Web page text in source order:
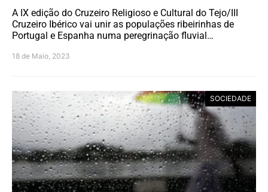
A IX edição do Cruzeiro Religioso e Cultural do Tejo/III
Cruzeiro Ibérico vai unir as populações ribeirinhas de
Portugal e Espanha numa peregrinação fluvial…
18 de Maio, 2023
SOCIEDADE